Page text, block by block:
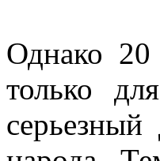
Однако 20
только